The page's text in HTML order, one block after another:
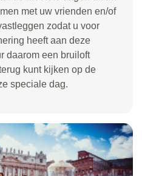
met uw vrienden en/of
zodat u voor
heeft aan deze
daarom een bruiloft
kunt kijken op de
speciale dag.